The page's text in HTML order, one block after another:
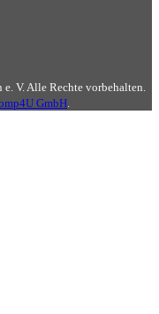
V. Alle Rechte vorbehalten.
GmbH.